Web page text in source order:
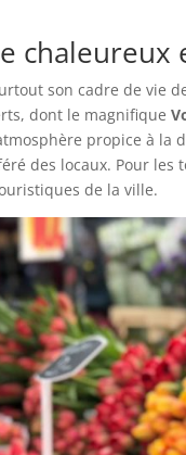
chaleureux
son cadre de vie
dont le magnifique
propice à la
des locaux. Pour les
de la ville.